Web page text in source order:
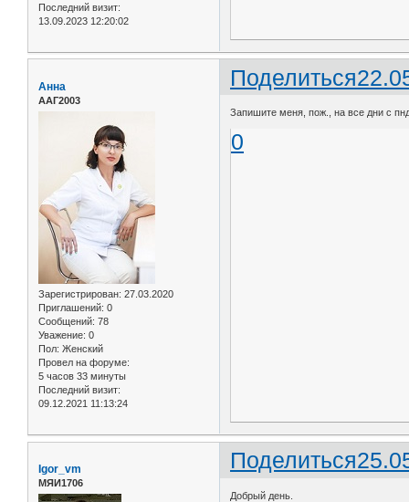
Последний визит:
13.09.2023 12:20:02
Поделиться
Анна
ААГ2003
Зарегистрирован: 27.03.2020
Приглашений: 0
Сообщений: 78
Уважение: 0
Пол: Женский
Провел на форуме:
5 часов 33 минуты
Последний визит:
09.12.2021 11:13:24
Запишите меня, пож., на все дни с
0
Поделиться
Igor_vm
МЯИ1706
Добрый день.